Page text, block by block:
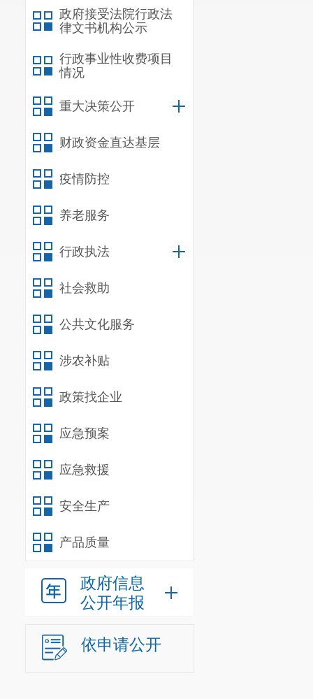
政府接受法院行政法
律文书机构公示
行政事业性收费项目
情况
重大决策公开
财政资金直达基层
疫情防控
养老服务
行政执法
社会救助
公共文化服务
涉农补贴
政策找企业
应急预案
应急救援
安全生产
产品质量
政府信息
公开年报
依申请公开